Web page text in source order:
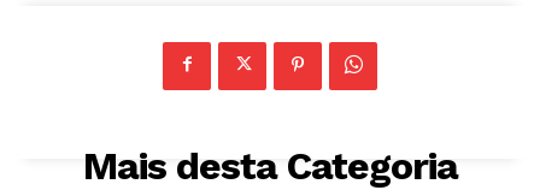
Mais desta Categoria